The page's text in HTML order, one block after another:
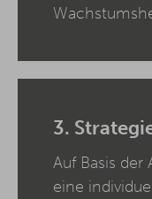
3.
Auf Basis
eine